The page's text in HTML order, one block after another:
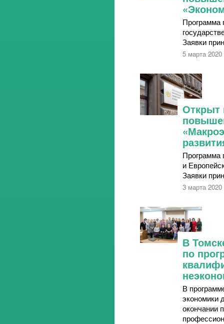
Программа
Заявки
5 марта 2020
Открыт
Программа
и
Заявки
3 марта 2020
В
по
В
экономики
окончании